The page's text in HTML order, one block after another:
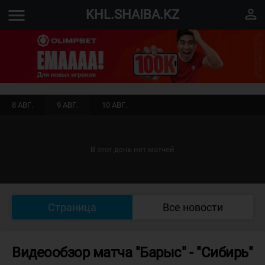
menu KHL.SHAIBA.KZ perm_identity
8 АВГ. 9 АВГ. 10 АВГ.
В этот день нет матчей
Страница Все новости
Видеообзор матча "Барыс" - "Сибирь"